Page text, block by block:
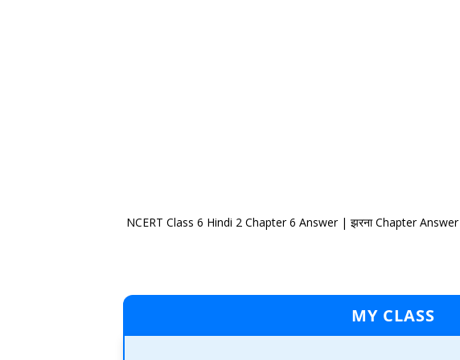
NCERT Class 6 Hindi 2 Chapter 6 Answer | झरना Chapter Answer
MY CLASS